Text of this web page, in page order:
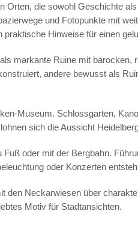
Orten, die sowohl Geschichte
und Fotopunkte mit
Hinweise für einen
markante Ruine mit barocken,
andere bewusst als
Museum. Schlossgarten,
sich die Aussicht
oder mit der Bergbahn.
oder Konzerten
den Neckarwiesen über
Motiv für Stadtansichten.